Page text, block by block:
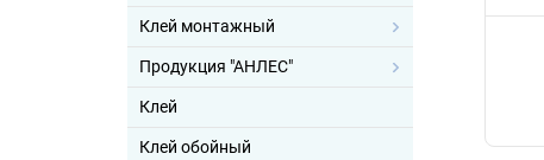
Клей монтажный
Продукция "АНЛЕС"
Клей
Клей обойный